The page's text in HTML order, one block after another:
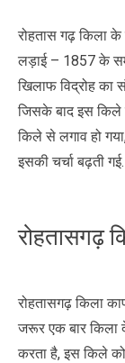
रोहतास गढ़ किला के
लड़ाई – 1857 के
खिलाफ विद्रोह का
जिसके बाद इस किले
किले से लगाव हो
इसकी चर्चा बढ़ती गई.
रोहतासगढ़
रोहतासगढ़ किला
जरूर एक बार किला
करता है, इस किले